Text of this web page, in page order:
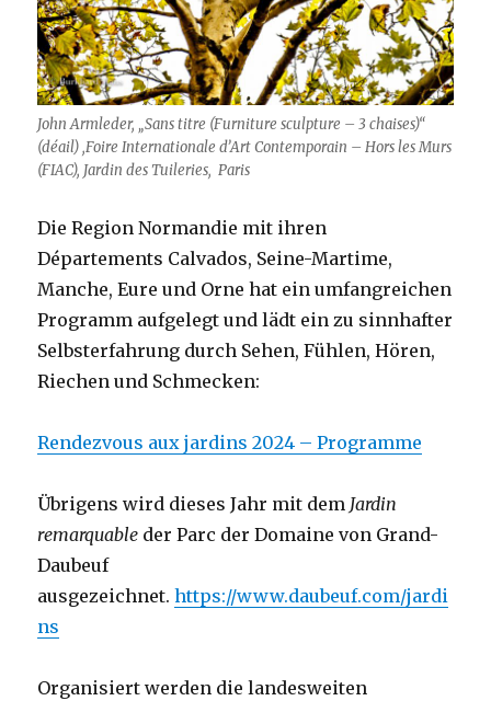
John Armleder, „Sans titre (Furniture sculpture – 3 chaises)“
(déail) ,Foire Internationale d’Art Contemporain – Hors les Murs
(FIAC), Jardin des Tuileries, Paris
Die Region Normandie mit ihren
Départements Calvados, Seine-Martime,
Manche, Eure und Orne hat ein umfangreichen
Programm aufgelegt und lädt ein zu sinnhafter
Selbsterfahrung durch Sehen, Fühlen, Hören,
Riechen und Schmecken:
Rendezvous aux jardins 2024 – Programme
Übrigens wird dieses Jahr mit dem Jardin
remarquable der Parc der Domaine von Grand-
Daubeuf
ausgezeichnet.https://www.daubeuf.com/jardi
ns
Organisiert werden die landesweiten